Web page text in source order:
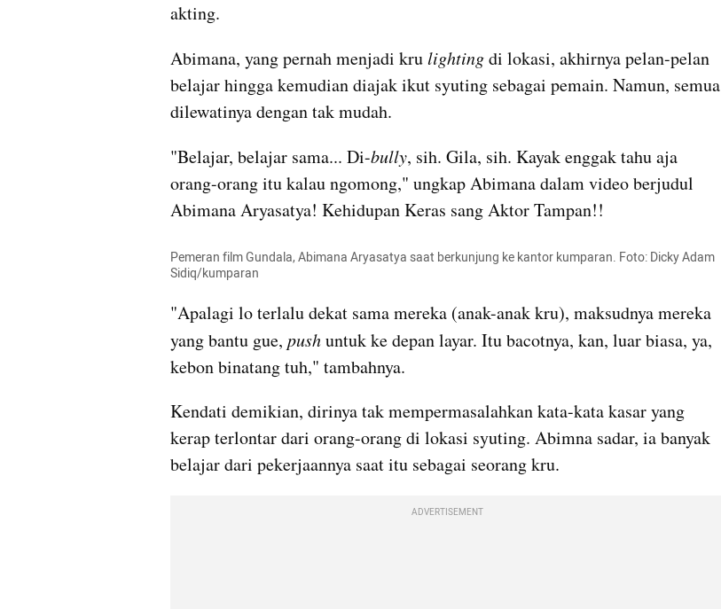
akting.
Abimana, yang pernah menjadi kru lighting di lokasi, akhirnya pelan-pelan
belajar hingga kemudian diajak ikut syuting sebagai pemain. Namun, semua
dilewatinya dengan tak mudah.
"Belajar, belajar sama... Di-bully, sih. Gila, sih. Kayak enggak tahu aja
orang-orang itu kalau ngomong," ungkap Abimana dalam video berjudul
Abimana Aryasatya! Kehidupan Keras sang Aktor Tampan!!
Pemeran film Gundala, Abimana Aryasatya saat berkunjung ke kantor kumparan. Foto: Dicky Adam
Sidiq/kumparan
"Apalagi lo terlalu dekat sama mereka (anak-anak kru), maksudnya mereka
yang bantu gue, push untuk ke depan layar. Itu bacotnya, kan, luar biasa, ya,
kebon binatang tuh," tambahnya.
Kendati demikian, dirinya tak mempermasalahkan kata-kata kasar yang
kerap terlontar dari orang-orang di lokasi syuting. Abimna sadar, ia banyak
belajar dari pekerjaannya saat itu sebagai seorang kru.
ADVERTISEMENT